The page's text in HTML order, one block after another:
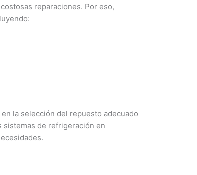
reparaciones. Por eso,
la selección del repuesto adecuado
sistemas de refrigeración en